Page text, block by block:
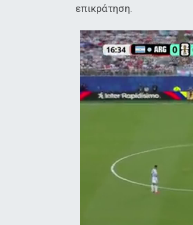
επικράτηση.